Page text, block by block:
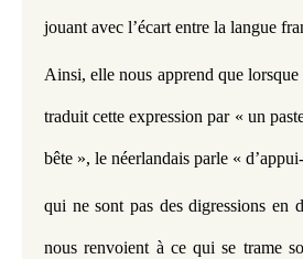
jouant avec l’écart entre la langue
Ainsi, elle nous apprend que lorsque
traduit cette expression par « un
bête », le néerlandais parle «
qui ne sont pas des digressions en
nous renvoient à ce qui se trame